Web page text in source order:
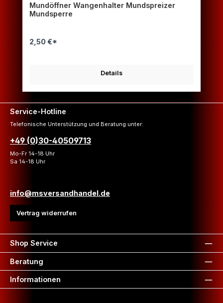
Mundöffner Wangenhalter Mundspreizer
Mundsperre
2,50 €*
Details
Service-Hotline
Telefonische Unterstützung und Beratung unter:
+49 (0)30-40509713
Mo-Fr 14-18 Uhr
Sa 14-18 Uhr
info@msversandhandel.de
Vertrag widerrufen
Shop Service
Beratung
Informationen